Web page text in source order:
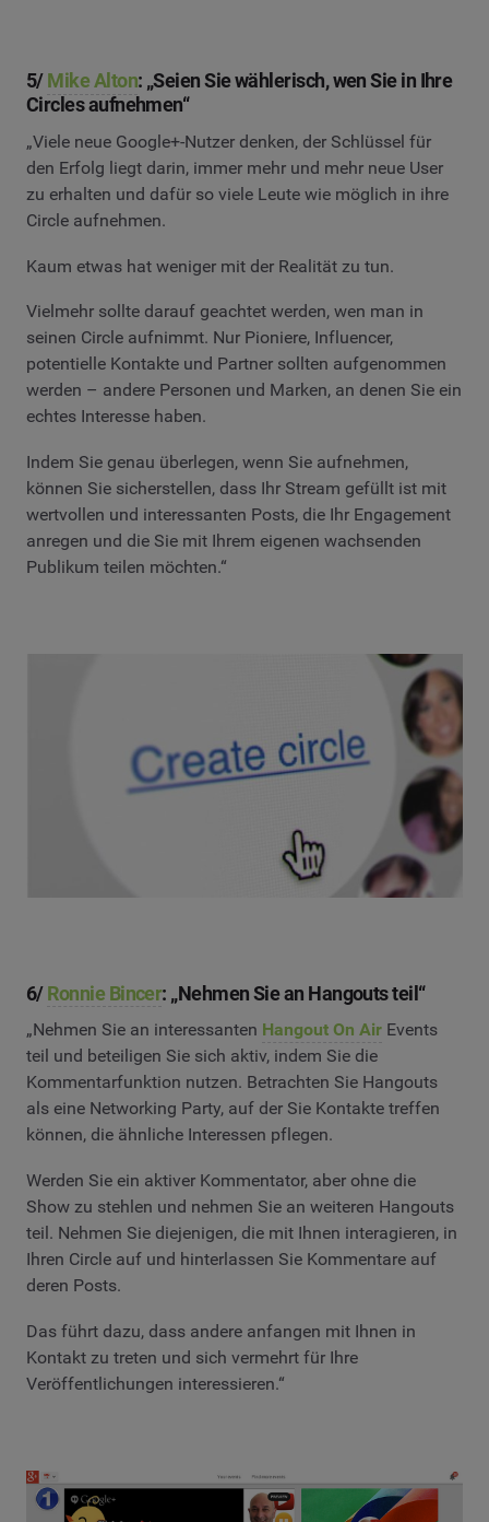
5/Mike Alton: „Seien Sie wählerisch, wen Sie in Ihre
Circles aufnehmen“
„Viele neue Google+-Nutzer denken, der Schlüssel für
den Erfolg liegt darin, immer mehr und mehr neue User
zu erhalten und dafür so viele Leute wie möglich in ihre
Circle aufnehmen.
Kaum etwas hat weniger mit der Realität zu tun.
Vielmehr sollte darauf geachtet werden, wen man in
seinen Circle aufnimmt. Nur Pioniere, Influencer,
potentielle Kontakte und Partner sollten aufgenommen
werden – andere Personen und Marken, an denen Sie ein
echtes Interesse haben.
Indem Sie genau überlegen, wenn Sie aufnehmen,
können Sie sicherstellen, dass Ihr Stream gefüllt ist mit
wertvollen und interessanten Posts, die Ihr Engagement
anregen und die Sie mit Ihrem eigenen wachsenden
Publikum teilen möchten.“
6/Ronnie Bincer: „Nehmen Sie an Hangouts teil“
„Nehmen Sie an interessanten Hangout On Air Events
teil und beteiligen Sie sich aktiv, indem Sie die
Kommentarfunktion nutzen. Betrachten Sie Hangouts
als eine Networking Party, auf der Sie Kontakte treffen
können, die ähnliche Interessen pflegen.
Werden Sie ein aktiver Kommentator, aber ohne die
Show zu stehlen und nehmen Sie an weiteren Hangouts
teil. Nehmen Sie diejenigen, die mit Ihnen interagieren, in
Ihren Circle auf und hinterlassen Sie Kommentare auf
deren Posts.
Das führt dazu, dass andere anfangen mit Ihnen in
Kontakt zu treten und sich vermehrt für Ihre
Veröffentlichungen interessieren.“